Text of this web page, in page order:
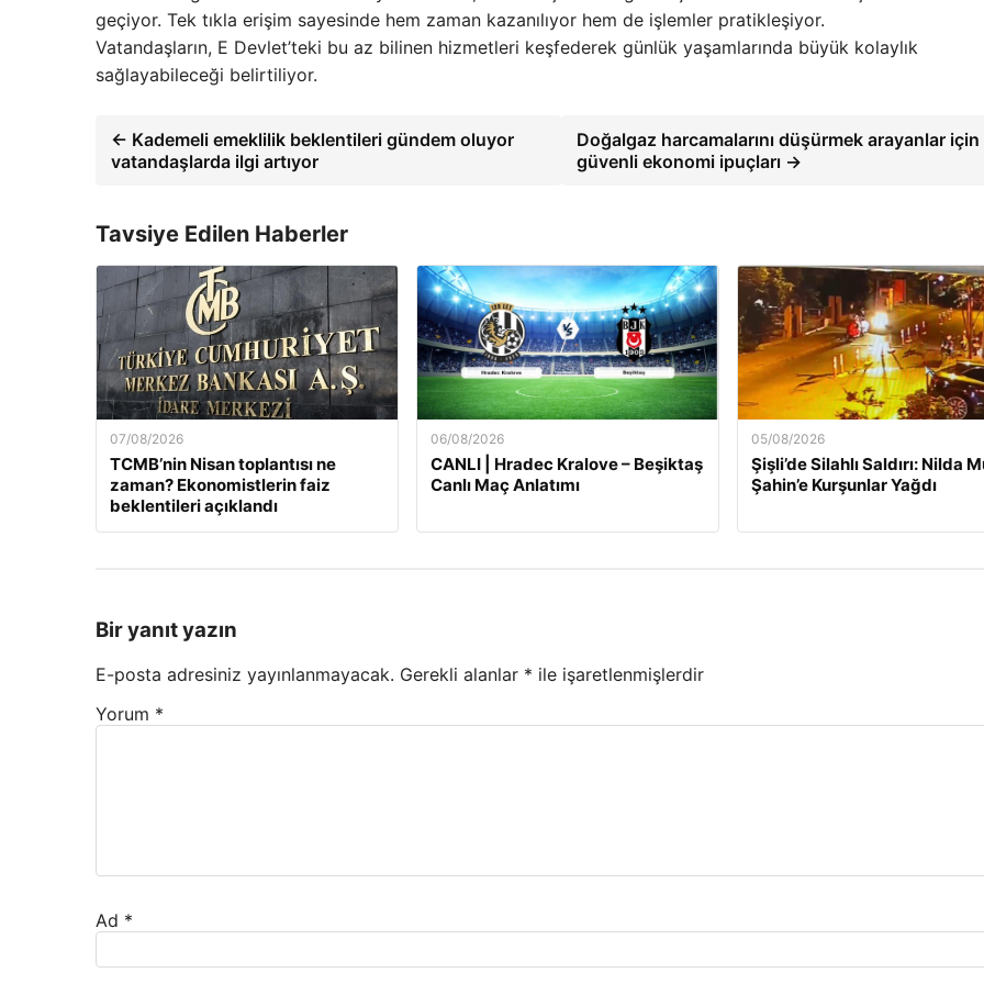
geçiyor. Tek tıkla erişim sayesinde hem zaman kazanılıyor hem de işlemler pratikleşiyor.
Vatandaşların, E Devlet’teki bu az bilinen hizmetleri keşfederek günlük yaşamlarında büyük kolaylık
sağlayabileceği belirtiliyor.
← Kademeli emeklilik beklentileri gündem oluyor
vatandaşlarda ilgi artıyor
Doğalgaz harcamalarını düşürmek arayanlar için
güvenli ekonomi ipuçları →
Tavsiye Edilen Haberler
07/08/2026
TCMB’nin Nisan toplantısı ne
zaman? Ekonomistlerin faiz
beklentileri açıklandı
06/08/2026
CANLI | Hradec Kralove – Beşiktaş
Canlı Maç Anlatımı
05/08/2026
Şişli’de Silahlı Saldırı: Nilda
Şahin’e Kurşunlar Yağdı
Bir yanıt yazın
E-posta adresiniz yayınlanmayacak. Gerekli alanlar * ile işaretlenmişlerdir
Yorum *
Ad *